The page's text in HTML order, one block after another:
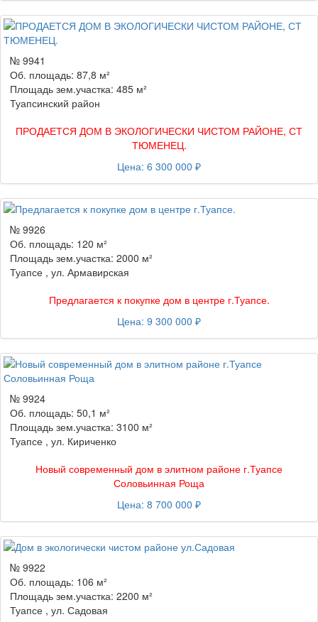
№ 9941
Об. площадь: 87,8 м²
Площадь зем.участка: 485 м²
Туапсинский район
ПРОДАЕТСЯ ДОМ В ЭКОЛОГИЧЕСКИ ЧИСТОМ РАЙОНЕ, СТ
ТЮМЕНЕЦ.
Цена: 6 300 000 ₽
№ 9926
Об. площадь: 120 м²
Площадь зем.участка: 2000 м²
Туапсе , ул. Армавирская
Предлагается к покупке дом в центре г.Туапсе.
Цена: 9 300 000 ₽
№ 9924
Об. площадь: 50,1 м²
Площадь зем.участка: 3100 м²
Туапсе , ул. Кириченко
Новый современный дом в элитном районе г.Туапсе
Соловьинная Роща
Цена: 8 700 000 ₽
№ 9922
Об. площадь: 106 м²
Площадь зем.участка: 2200 м²
Туапсе , ул. Садовая